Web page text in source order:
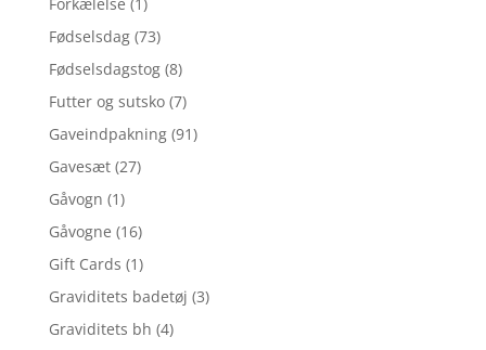
Fødselsdag (73)
Fødselsdagstog (8)
Futter og sutsko (7)
Gaveindpakning (91)
Gavesæt (27)
Gåvogn (1)
Gåvogne (16)
Gift Cards (1)
Graviditets badetøj (3)
Graviditets bh (4)